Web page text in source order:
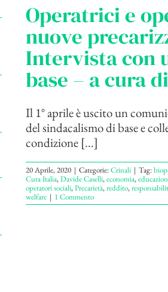
Operatrici e
nuove
Intervista con
base – a cura
Il 1° aprile è uscito un
del sindacalismo di base e
condizione [...]
20 Aprile, 2020 | Categorie:Crinali | Tag:
Cura Italia,Davide Caselli,economia,
operatori sociali,Precarietà,reddito,
welfare | 1 Commento